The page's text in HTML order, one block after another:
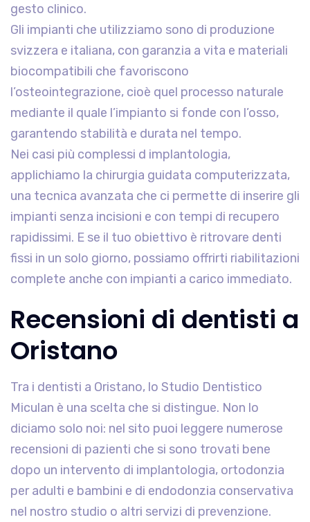
gesto clinico.
Gli impianti che utilizziamo sono di produzione
svizzera e italiana, con garanzia a vita e materiali
biocompatibili che favoriscono
l’osteointegrazione, cioè quel processo naturale
mediante il quale l’impianto si fonde con l’osso,
garantendo stabilità e durata nel tempo.
Nei casi più complessi d implantologia,
applichiamo la chirurgia guidata computerizzata,
una tecnica avanzata che ci permette di inserire gli
impianti senza incisioni e con tempi di recupero
rapidissimi. E se il tuo obiettivo è ritrovare denti
fissi in un solo giorno, possiamo offrirti riabilitazioni
complete anche con impianti a carico immediato.
Recensioni di dentisti a
Oristano
Tra i dentisti a Oristano, lo Studio Dentistico
Miculan è una scelta che si distingue. Non lo
diciamo solo noi: nel sito puoi leggere numerose
recensioni di pazienti che si sono trovati bene
dopo un intervento di implantologia, ortodonzia
per adulti e bambini e di endodonzia conservativa
nel nostro studio o altri servizi di prevenzione.